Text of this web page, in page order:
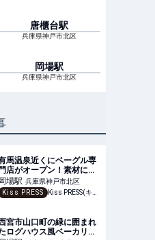
唐櫃台駅
兵庫県神戸市北区
岡場駅
兵庫県神戸市北区
馬温泉近くにベーグル専
門店がオープン！素材にこ
わった“ふわもち”食感が
力
岡場駅 兵庫県神戸市北区
Kiss PRESS
Kiss PRESS(キッスプレス) | 街を、もっと楽しもう
宮市山口町の緑に囲まれ
ログハウス風ベーカリー